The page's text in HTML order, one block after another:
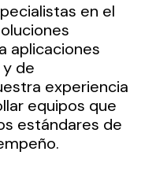
en el
aplicaciones
de
experiencia
equipos que
estándares de